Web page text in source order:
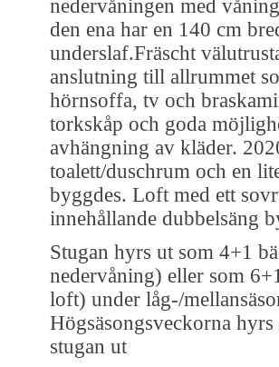
nedervåningen med
den ena har en 140 cm
underslaf.Fräscht
anslutning till allrummet
hörnsoffa, tv och
torkskåp och goda
avhängning av kläder.
toalett/duschrum och en
byggdes. Loft med ett
innehållande dubbelsäng
Stugan hyrs ut som 4+1
nedervåning) eller som
loft) under låg-/
Högsäsongsveckorna hyrs
stugan ut